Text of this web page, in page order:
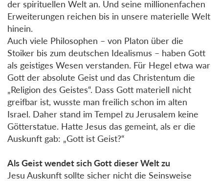
der spirituellen Welt an. Und seine millionenfachen
Erweiterungen reichen bis in unsere materielle Welt
hinein.
Auch viele Philosophen – von Platon über die
Stoiker bis zum deutschen Idealismus – haben Gott
als geistiges Wesen verstanden. Für Hegel etwa war
Gott der absolute Geist und das Christentum die
„Religion des Geistes“. Dass Gott materiell nicht
greifbar ist, wusste man freilich schon im alten
Israel. Daher stand im Tempel zu Jerusalem keine
Götterstatue. Hatte Jesus das gemeint, als er die
Auskunft gab: „Gott ist Geist?“
Als Geist wendet sich Gott dieser Welt zu
Jesu Auskunft sollte sicher nicht die Seinsweise